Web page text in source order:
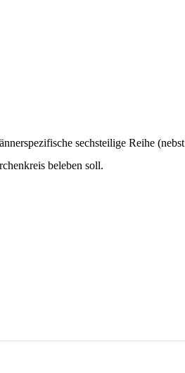
sechsteilige Reihe (nebst
beleben soll.